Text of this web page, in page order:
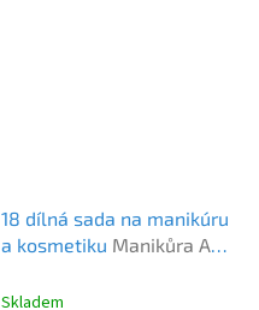
18 dílná sada na manikúru
a kosmetiku Manikůra ACT
Skladem